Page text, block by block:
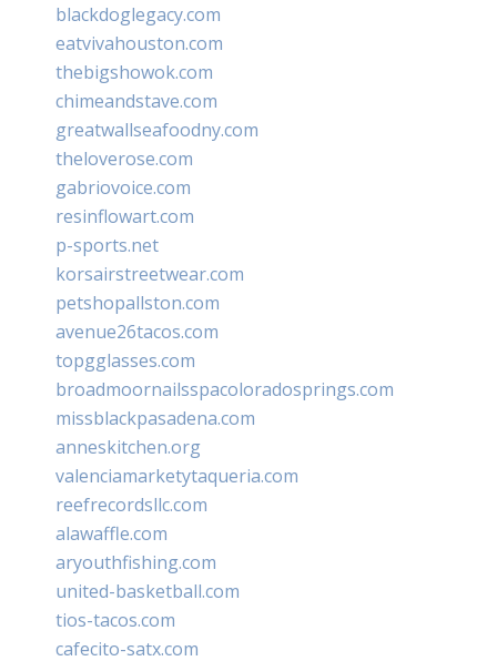
blackdoglegacy.com
eatvivahouston.com
thebigshowok.com
chimeandstave.com
greatwallseafoodny.com
theloverose.com
gabriovoice.com
resinflowart.com
p-sports.net
korsairstreetwear.com
petshopallston.com
avenue26tacos.com
topgglasses.com
broadmoornailsspacoloradosprings.com
missblackpasadena.com
anneskitchen.org
valenciamarketytaqueria.com
reefrecordsllc.com
alawaffle.com
aryouthfishing.com
united-basketball.com
tios-tacos.com
cafecito-satx.com